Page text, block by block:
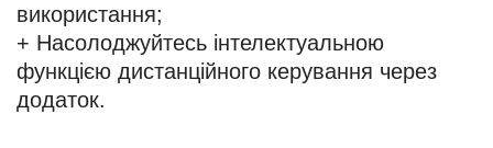
використання;
+ Насолоджуйтесь інтелектуальною
функцією дистанційного керування через
додаток.